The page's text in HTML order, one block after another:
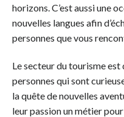
horizons. C’est aussi une
nouvelles langues afin
personnes que vous
Le secteur du tourisme
personnes qui sont
la quête de nouvelles
leur passion un métier